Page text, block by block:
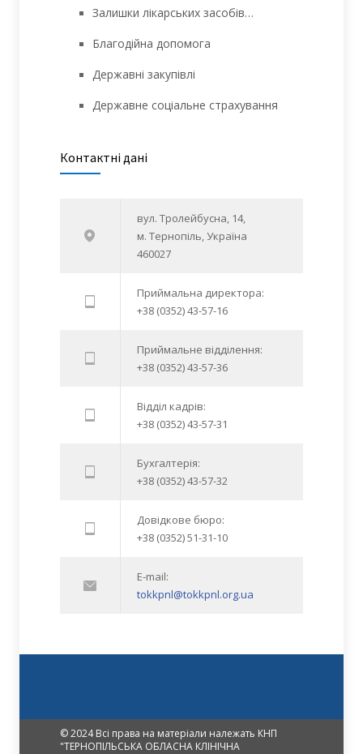
Залишки лікарських засобів…
Благодійна допомога
Державні закупівлі
Державне соціальне страхування
Контактні дані
вул. Тролейбусна, 14,
м. Тернопіль, Україна
460027
Приймальна директора:
+38 (0352) 43-57-16
Приймальне відділення:
+38 (0352) 43-57-36
Відділ кадрів:
+38 (0352) 43-57-31
Бухгалтерія:
+38 (0352) 43-57-32
Довідкове бюро:
+38 (0352) 51-31-10
E-mail:
tokkpnl@tokkpnl.org.ua
© 2024 Всі права на матеріали належать КНП
"ТЕРНОПІЛЬСЬКА ОБЛАСНА КЛІНІЧНА